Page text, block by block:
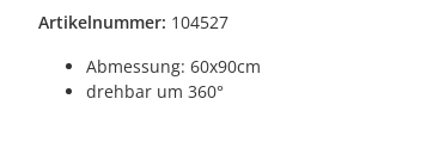
Artikelnummer: 104527
Abmessung: 60x90cm
drehbar um 360°